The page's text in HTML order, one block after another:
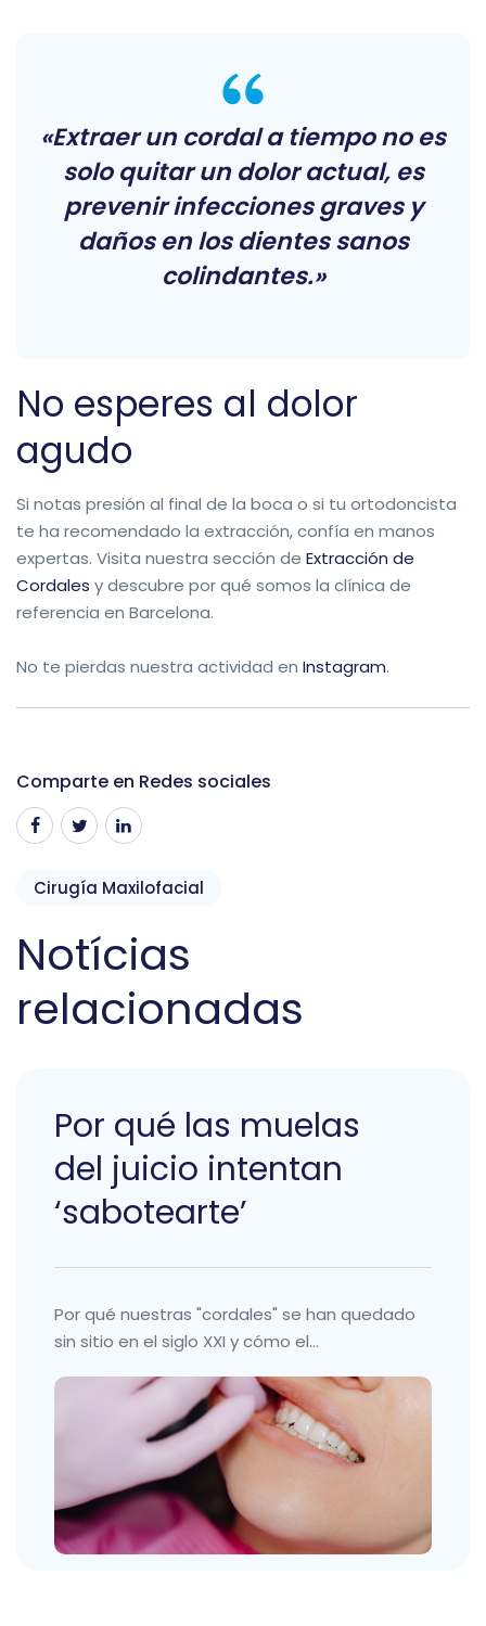
«Extraer un cordal a tiempo no es
solo quitar un dolor actual, es
prevenir infecciones graves y
daños en los dientes sanos
colindantes.»
No esperes al dolor
agudo
Si notas presión al final de la boca o si tu ortodoncista
te ha recomendado la extracción, confía en manos
expertas. Visita nuestra sección de Extracción de
Cordales y descubre por qué somos la clínica de
referencia en Barcelona.
No te pierdas nuestra actividad en Instagram.
Comparte en Redes sociales
Cirugía Maxilofacial
Notícias
relacionadas
Por qué las muelas
del juicio intentan
‘sabotearte’
Por qué nuestras "cordales" se han quedado
sin sitio en el siglo XXI y cómo el...